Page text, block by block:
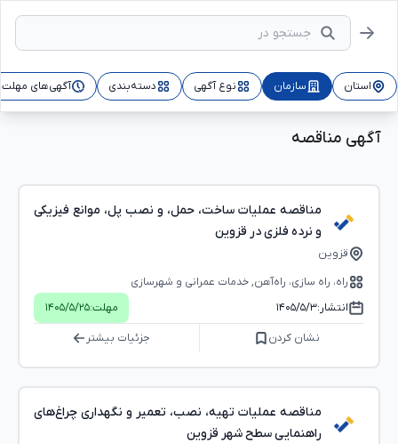
استان سازمان نوع آگهی دسته‌بندی آگهی‌های
آگهی مناقصه
مناقصه عملیات ساخت، حمل، و نصب پل، موانع فیزیکی
و نرده فلزی در قزوین
قزوین
راه، راه‌ سازی، راه‌آهن, خدمات عمرانی و شهرسازی
انتشار:۱۴۰۵/۵/۳ مهلت:۱۴۰۵/۵/۲۵
نشان کردن جزئیات بیشتر
مناقصه عملیات تهیه، نصب، تعمیر و نگهداری چراغ‌های
راهنمایی سطح شهر قزوین